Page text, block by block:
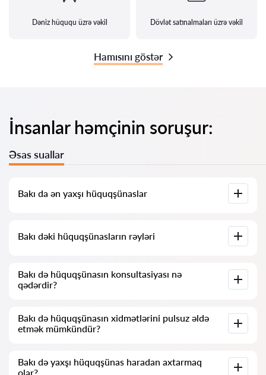
Dəniz hüququ üzrə vəkil Dövlət satınalmaları üzrə vəkil
Hamısını göstər
İnsanlar həmçinin soruşur:
Əsas suallar
Bakı da ən yaxşı hüquqşünaslar
siyahısı toplanıb. Qiymətlər, rəylər, telefon nömrəsi və ünvan.
Bakı dəki hüquqşünasların rəyləri
toplanıb, biz mənfi rəyləri silmirik və onların şişirdilməsi
imkanı yoxdur.
Bakı də hüquqşünasın konsultasiyası nə
qədərdir?
və daha yüksəkdir (qiymətlər sualın mürəkkəbliyindən və
cavab formasından asılı olaraq dəyişə bilər)
Bakı də hüquqşünasın xidmətlərini pulsuz əldə
etmək mümkündür?
verməyə çalışın. Əgər sual mürəkkəb deyilsə və tez cavab
Bakı də yaxşı hüquqşünas haradan axtarmaq
olar?